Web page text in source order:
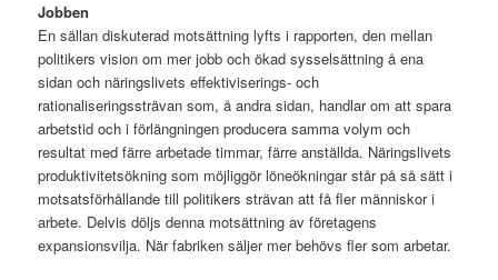
Jobben
En sällan diskuterad motsättning lyfts i rapporten, den mellan
politikers vision om mer jobb och ökad sysselsättning å ena
sidan och näringslivets effektiviserings- och
rationaliseringssträvan som, å andra sidan, handlar om att spara
arbetstid och i förlängningen producera samma volym och
resultat med färre arbetade timmar, färre anställda. Näringslivets
produktivitetsökning som möjliggör löneökningar står på så sätt i
motsatsförhållande till politikers strävan att få fler människor i
arbete. Delvis döljs denna motsättning av företagens
expansionsvilja. När fabriken säljer mer behövs fler som arbetar.